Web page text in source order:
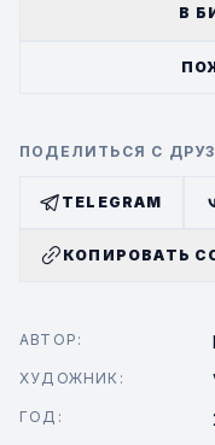
В
ПОДЕЛИТЬСЯ С
TELEGRAM
КОПИРОВАТЬ
АВТОР:
ХУДОЖНИК:
ГОД: